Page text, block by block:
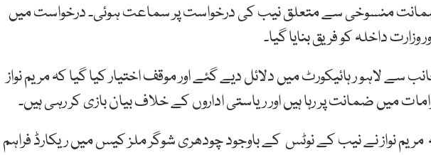
ضمانت منسوخی سے متعلق نیب کی درخواست پر سماعت ہوئی۔ درخواست میں
داخلہ کو فریق بنایا گیا۔
سے لاہو ر ہائیکورٹ میں دلائل دیے گئے اور موقف اختیار کیا گیا کہ مریم نواز
میں ضمانت پر رہا ہیں اور ریاستی اداروں کے خلاف بیان بازی کر رہی ہیں۔
نواز نےنیبکےنوٹسکےباوجودچودھریشوگرملزکیسمیںریکارڈفراہم